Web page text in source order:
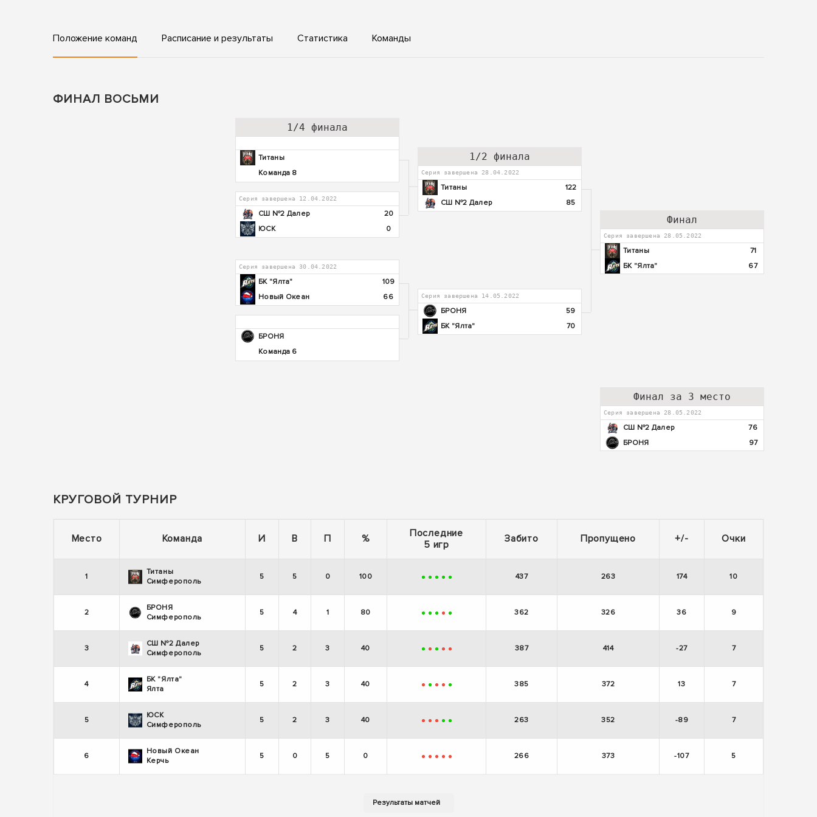
Положение команд Расписание и результаты Статистика Команды
ФИНАЛ ВОСЬМИ
1/4 финала
Титаны
Команда 8
Серия завершена 12.04.2022
СШ №2 Далер
20
ЮСК
0
Серия завершена 30.04.2022
БК "Ялта"
109
Новый Океан
66
БРОНЯ
Команда 6
1/2 финала
Серия завершена 28.04.2022
Титаны
122
СШ №2 Далер
85
Серия завершена 14.05.2022
БРОНЯ
59
БК "Ялта"
70
Финал
Серия завершена 28.05.2022
Титаны
71
БК "Ялта"
67
Финал за 3 место
Серия завершена 28.05.2022
СШ №2 Далер
76
БРОНЯ
97
КРУГОВОЙ ТУРНИР
Место Команда И В П %
Последние
5 игр
Забито Пропущено +/- Очки
1
Титаны
Симферополь
5 5 0 100 + + + + + 437 263 174 10
2
БРОНЯ
Симферополь
5 4 1 80 + + + - + 362 326 36 9
3
СШ №2 Далер
Симферополь
5 2 3 40 + - + - - 387 414 -27 7
4
БК "Ялта"
Ялта
5 2 3 40 - + - - + 385 372 13 7
5
ЮСК
Симферополь
5 2 3 40 - - - + + 263 352 -89 7
6
Новый Океан
Керчь
5 0 5 0 - - - - - 266 373 -107 5